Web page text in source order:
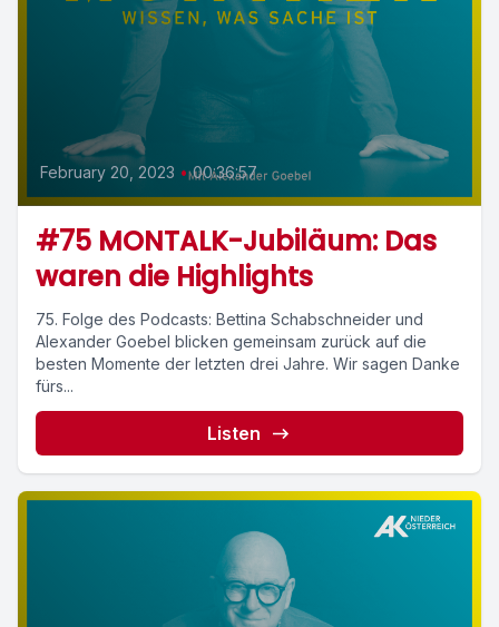
February 20, 2023 • 00:36:57
#75 MONTALK-Jubiläum: Das
waren die Highlights
75. Folge des Podcasts: Bettina Schabschneider und
Alexander Goebel blicken gemeinsam zurück auf die
besten Momente der letzten drei Jahre. Wir sagen Danke
fürs...
Listen